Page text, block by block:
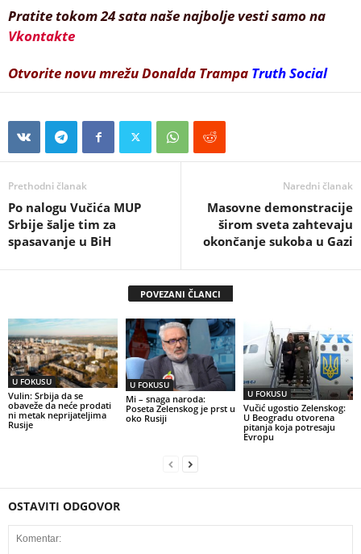
Pratite tokom 24 sata naše najbolje vesti samo na
Vkontakte
Otvorite novu mrežu Donalda Trampa Truth Social
Prethodni članak
Po nalogu Vučića MUP
Srbije šalje tim za
spasavanje u BiH
Naredni članak
Masovne demonstracije
širom sveta zahtevaju
okončanje sukoba u Gazi
POVEZANI ČLANCI
U FOKUSU
Vulin: Srbija da se
obaveže da neće prodati
ni metak neprijateljima
Rusije
U FOKUSU
Mi – snaga naroda:
Poseta Zelenskog je prst u
oko Rusiji
U FOKUSU
Vučić ugostio Zelenskog:
U Beogradu otvorena
pitanja koja potresaju
Evropu
OSTAVITI ODGOVOR